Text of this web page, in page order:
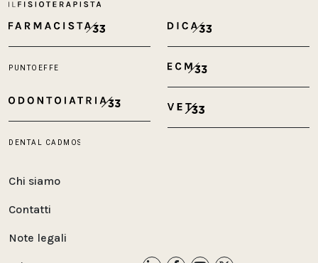
Chi siamo
Contatti
Note legali